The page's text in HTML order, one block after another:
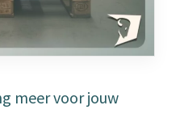
meer voor jouw